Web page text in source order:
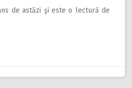
de astăzi şi este o lectură de